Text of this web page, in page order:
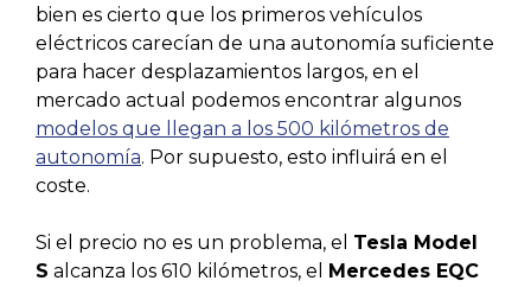
bien es cierto que los primeros vehículos
eléctricos carecían de una autonomía suficiente
para hacer desplazamientos largos, en el
mercado actual podemos encontrar algunos
modelos que llegan a los 500 kilómetros de
autonomía. Por supuesto, esto influirá en el
coste.
Si el precio no es un problema, el Tesla Model
S alcanza los 610 kilómetros, el Mercedes EQC